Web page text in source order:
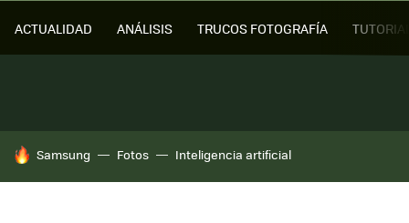
ACTUALIDAD ANÁLISIS TRUCOS FOTOGRAFÍA
HOY SE HABLA DE
Samsung Fotos Inteligencia artificial